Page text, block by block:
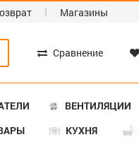
Магазины
Сравнение
ВЕНТИЛЯЦИИ
КУХНЯ